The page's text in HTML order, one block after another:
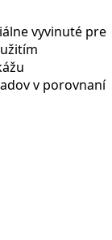
vyvinuté pre
v porovnaní